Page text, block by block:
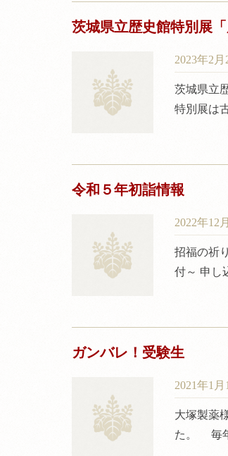
茨城県立歴史館特別展
2023年2月
茨城県立
特別展は
令和５年初詣情報
2022年12
招福の祈
付～ 申し
ガンバレ！受験生
2021年1月
大塚製薬
た。 毎